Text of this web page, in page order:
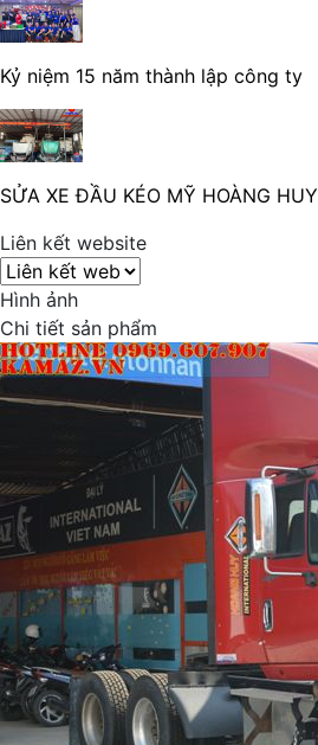
Kỷ niệm 15 năm thành lập công ty
SỬA XE ĐẦU KÉO MỸ HOÀNG HUY
Liên kết website
Hình ảnh
Chi tiết sản phẩm